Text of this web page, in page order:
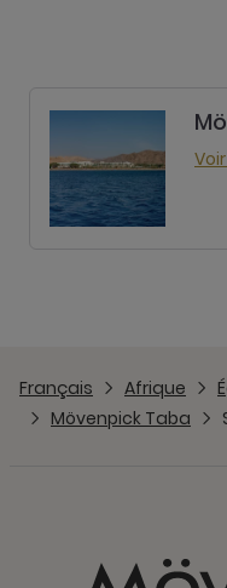
Français Afrique
Mövenpick Taba